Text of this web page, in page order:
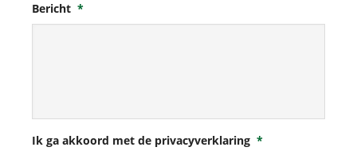
Bericht *
Ik ga akkoord met de privacyverklaring *